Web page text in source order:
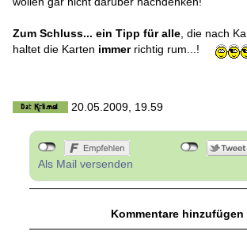
wollen gar nicht darüber nachdenken!
Zum Schluss... ein Tipp für alle, die nach
haltet die Karten immer richtig rum...!
20.05.2009, 19.59
Als Mail versenden
Kommentare hinzufügen